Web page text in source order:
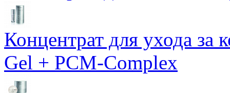
Концентрат для ухода за
Gel + PCM-Complex